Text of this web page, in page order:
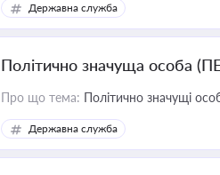
Державна служба
Політично значуща особа
Про що тема: Політично значущі
Державна служба